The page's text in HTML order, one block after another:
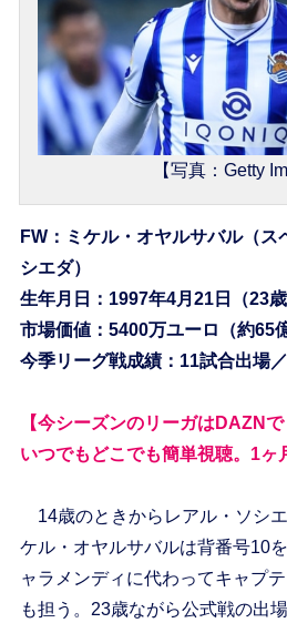
【写真：Getty
FW：ミケル・オヤルサバル（ス
シエダ）
生年月日：1997年4月21日（23歳
市場価値：5400万ユーロ（約65
今季リーグ戦成績：11試合出場
【今シーズンのリーガはDAZNで
いつでもどこでも簡単視聴。1ヶ
14歳のときからレアル・ソシ
ケル・オヤルサバルは背番号10
ャラメンディに代わってキャプ
も担う。23歳ながら公式戦の出